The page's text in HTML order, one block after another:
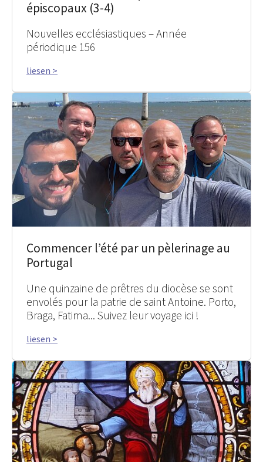
épiscopaux (3-4)
Nouvelles ecclésiastiques – Année
périodique 156
liesen >
Commencer l’été par un pèlerinage au
Portugal
Une quinzaine de prêtres du diocèse se sont
envolés pour la patrie de saint Antoine. Porto,
Braga, Fatima... Suivez leur voyage ici !
liesen >